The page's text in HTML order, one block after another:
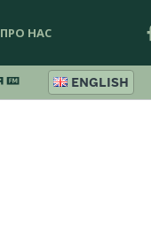
ПРО НАС
ENGLISH